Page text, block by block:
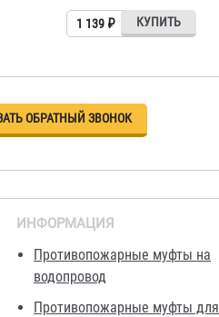
1 139 ₽
ОБРАТНЫЙ ЗВОНОК
ИНФОРМАЦИЯ
Противопожарные муфты на
водопровод
Противопожарные муфты для